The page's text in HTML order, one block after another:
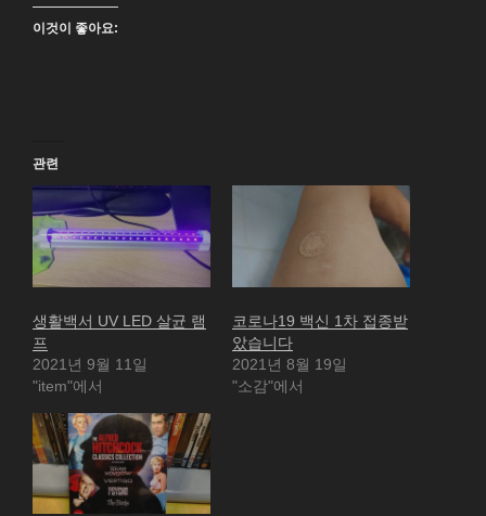
이것이 좋아요:
관련
생활백서 UV LED 살균 램
프
2021년 9월 11일
"item"에서
코로나19 백신 1차 접종받
았습니다
2021년 8월 19일
"소감"에서